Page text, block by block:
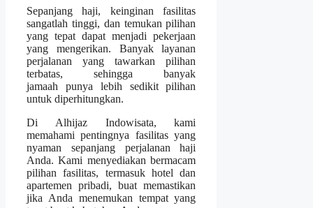
Sepanjang haji, keinginan fasilitas
sangatlah tinggi, dan temukan pilihan
yang tepat dapat menjadi pekerjaan
yang mengerikan. Banyak layanan
perjalanan yang tawarkan pilihan
terbatas, sehingga banyak
jamaah punya lebih sedikit pilihan
untuk diperhitungkan.
Di Alhijaz Indowisata, kami
memahami pentingnya fasilitas yang
nyaman sepanjang perjalanan haji
Anda. Kami menyediakan bermacam
pilihan fasilitas, termasuk hotel dan
apartemen pribadi, buat memastikan
jika Anda menemukan tempat yang